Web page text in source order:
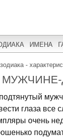
ИМЕНА
-
глаза
очень